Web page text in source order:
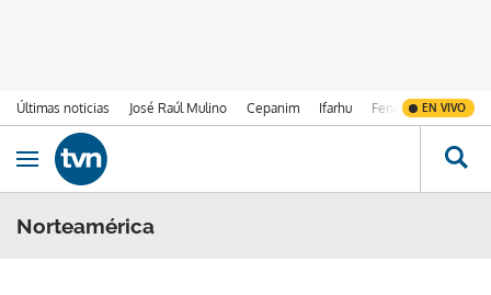
Últimas noticias José Raúl Mulino Cepanim Ifarhu Fenómeno de El
EN VIVO
Ir al contenido
Obrir navegació
Norteamérica